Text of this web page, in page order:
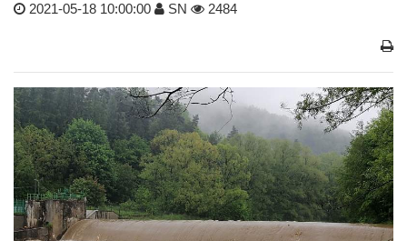
2021-05-18 10:00:00
SN 2484